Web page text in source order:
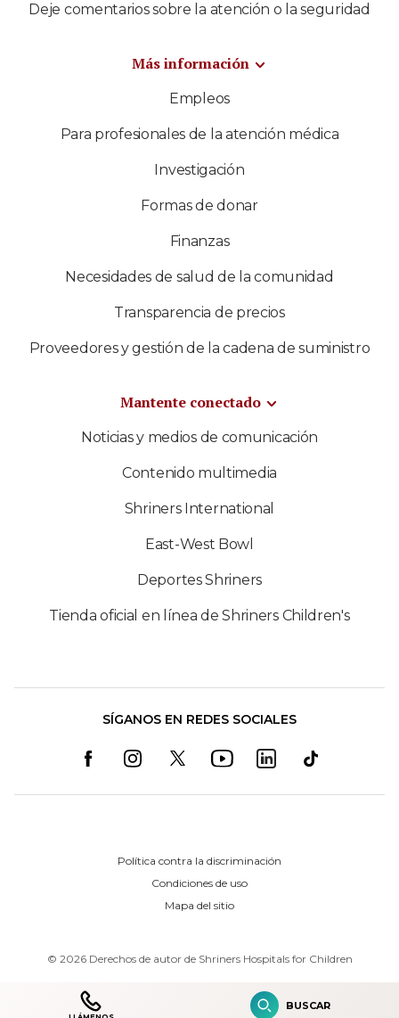
Deje comentarios sobre la atención o la seguridad
Más información
Empleos
Para profesionales de la atención médica
Investigación
Formas de donar
Finanzas
Necesidades de salud de la comunidad
Transparencia de precios
Proveedores y gestión de la cadena de suministro
Mantente conectado
Noticias y medios de comunicación
Contenido multimedia
Shriners International
East-West Bowl
Deportes Shriners
Tienda oficial en línea de Shriners Children's
SÍGANOS EN REDES SOCIALES
Política contra la discriminación
Condiciones de uso
Mapa del sitio
© 2026 Derechos de autor de Shriners Hospitals for Children
BUSCAR